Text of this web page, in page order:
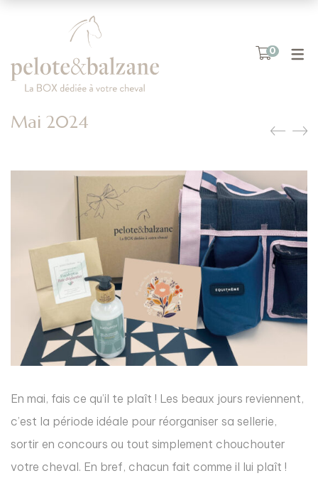
0
Mai 2024
En mai, fais ce qu’il te plaît ! Les beaux jours reviennent,
c’est la période idéale pour réorganiser sa sellerie,
sortir en concours ou tout simplement chouchouter
votre cheval. En bref, chacun fait comme il lui plaît !